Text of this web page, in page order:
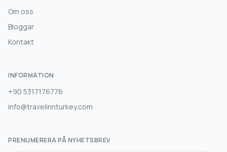
Om oss
Bloggar
Kontakt
INFORMATION
+90 5317176776
info@travelinnturkey.com
PRENUMERERA PÅ NYHETSBREV